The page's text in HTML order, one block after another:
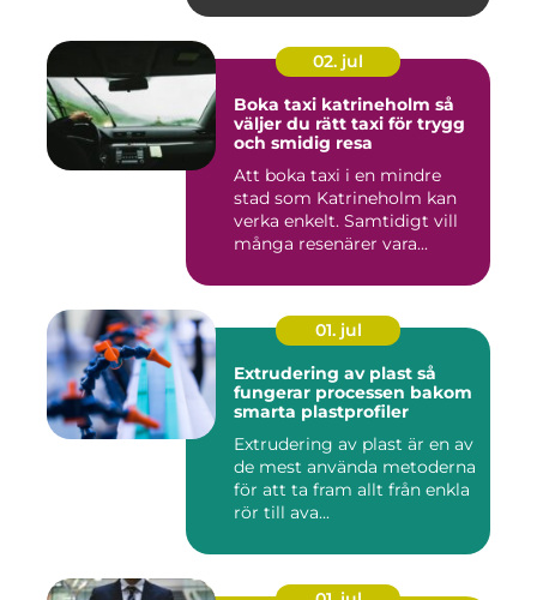
02. jul
Boka taxi katrineholm så
väljer du rätt taxi för trygg
och smidig resa
Att boka taxi i en mindre
stad som Katrineholm kan
verka enkelt. Samtidigt vill
många resenärer vara...
01. jul
Extrudering av plast så
fungerar processen bakom
smarta plastprofiler
Extrudering av plast är en av
de mest använda metoderna
för att ta fram allt från enkla
rör till ava...